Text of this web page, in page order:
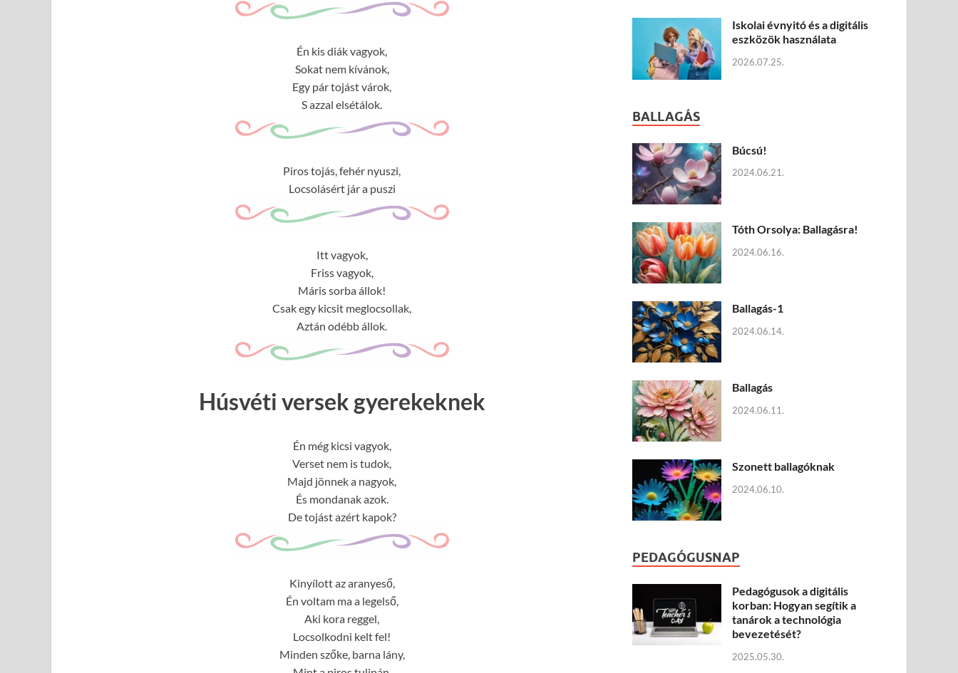
Én kis diák vagyok,
Sokat nem kívánok,
Egy pár tojást várok,
S azzal elsétálok.
Piros tojás, fehér nyuszi,
Locsolásért jár a puszi
Itt vagyok,
Friss vagyok,
Máris sorba állok!
Csak egy kicsit meglocsollak,
Aztán odébb állok.
Húsvéti versek gyerekeknek
Én még kicsi vagyok,
Verset nem is tudok,
Majd jönnek a nagyok,
És mondanak azok.
De tojást azért kapok?
Kinyílott az aranyeső,
Én voltam ma a legelső,
Aki kora reggel,
Locsolkodni kelt fel!
Minden szőke, barna lány,
Iskolai évnyitó és a digitális
eszközök használata
2026.07.25.
BALLAGÁS
Búcsú!
2024.06.21.
Tóth Orsolya: Ballagásra!
2024.06.16.
Ballagás-1
2024.06.14.
Ballagás
2024.06.11.
Szonett ballagóknak
2024.06.10.
PEDAGÓGUSNAP
Pedagógusok a digitális
korban: Hogyan segítik a
tanárok a technológia
bevezetését?
2025.05.30.